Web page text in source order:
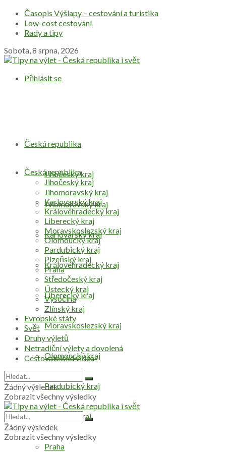
Časopis Výšlapy – cestování a turistika
Low-cost cestování
Rady a tipy
Sobota, 8 srpna, 2026
Přihlásit se
Česká republika
Jihočeský kraj
Jihomoravský kraj
Karlovarský kraj
Královéhradecký kraj
Liberecký kraj
Moravskoslezský kraj
Olomoucký kraj
Pardubický kraj
Plzeňský kraj
Praha
Česká republika
Jihočeský kraj
Jihomoravský kraj
Karlovarský kraj
Královéhradecký kraj
Liberecký kraj
Moravskoslezský kraj
Olomoucký kraj
Pardubický kraj
Plzeňský kraj
Praha
Středočeský kraj
Ústecký kraj
Vysočina
Zlínský kraj
Evropské státy
Svět
Druhy výletů
Netradiční výlety a dovolená
Cestovatelská videa
Žádný výsledek
Zobrazit všechny výsledky
Žádný výsledek
Zobrazit všechny výsledky